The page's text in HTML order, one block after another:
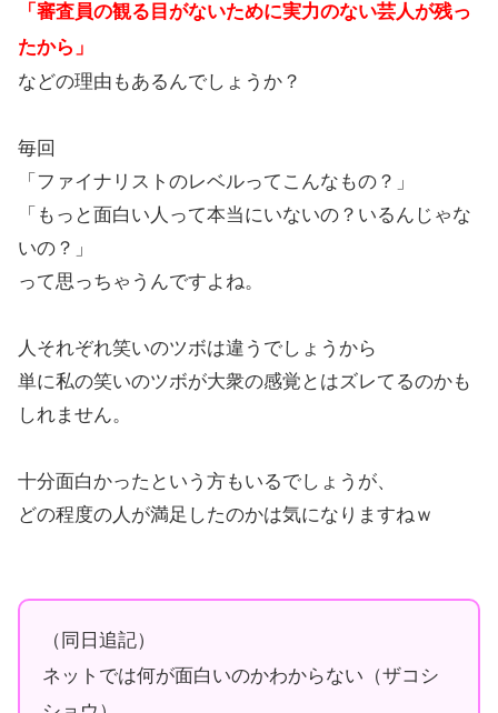
「審査員の観る目がないために実力のない芸人が残っ
たから」
などの理由もあるんでしょうか？
毎回
「ファイナリストのレベルってこんなもの？」
「もっと面白い人って本当にいないの？いるんじゃな
いの？」
って思っちゃうんですよね。
人それぞれ笑いのツボは違うでしょうから
単に私の笑いのツボが大衆の感覚とはズレてるのかも
しれません。
十分面白かったという方もいるでしょうが、
どの程度の人が満足したのかは気になりますねｗ
（同日追記）
ネットでは何が面白いのかわからない（ザコシ